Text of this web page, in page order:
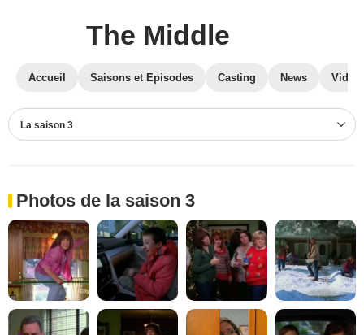
The Middle
Accueil Saisons et Episodes Casting News
La saison 3
Photos de la saison 3